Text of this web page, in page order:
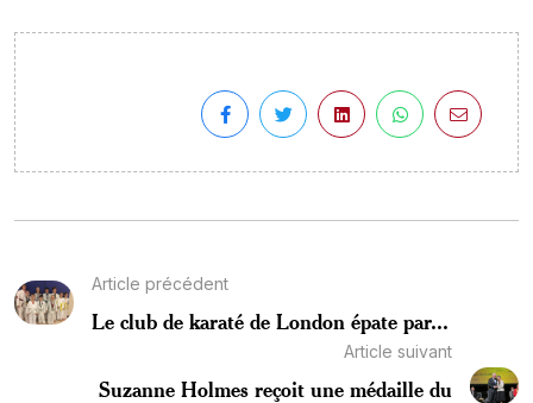
Article précédent
Le club de karaté de London épate par...
Article suivant
Suzanne Holmes reçoit une médaille du